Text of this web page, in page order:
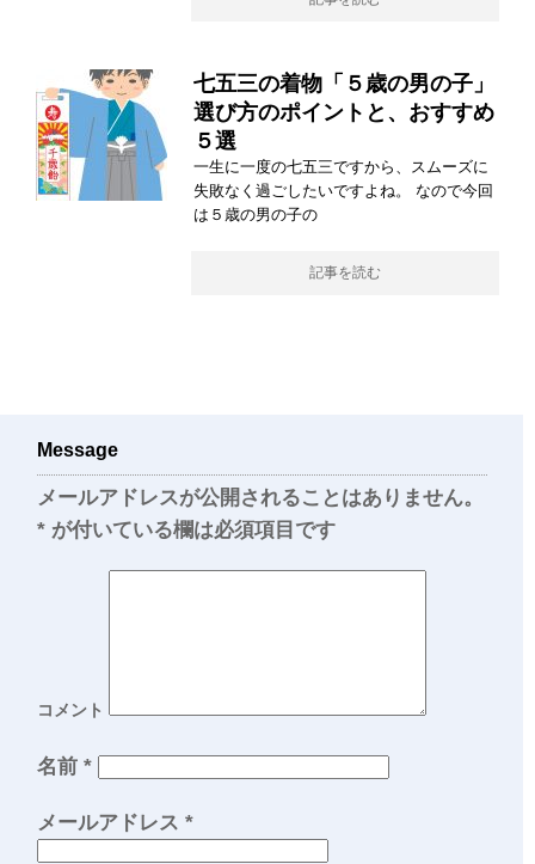
七五三の着物「５歳の男の子」
選び方のポイントと、おすすめ
５選
一生に一度の七五三ですから、スムーズに
失敗なく過ごしたいですよね。 なので今回
は５歳の男の子の
記事を読む
Message
メールアドレスが公開されることはありません。
* が付いている欄は必須項目です
コメント
名前 *
メールアドレス *